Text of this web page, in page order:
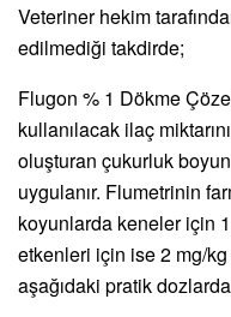
Veteriner hekim
edilmediği takdirde;
Flugon % 1 Dökme
kullanılacak ilaç
oluşturan çukurluk
uygulanır. Flumetrinin
koyunlarda keneler için
etkenleri için ise 2 mg/kg
aşağıdaki pratik